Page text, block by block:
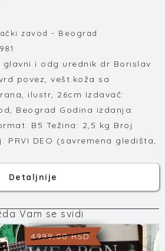
zavod - Beograd
glavni i odg urednik dr Borislav
povez, vešt.koža sa
ilustr, 26cm Izdavač:
Beograd Godina izdanja:
B5 Težina: 2,5 kg Broj
PRVI DEO (savremena gledišta,
Detaljnije
Vam se svidi
4999,00 RSD